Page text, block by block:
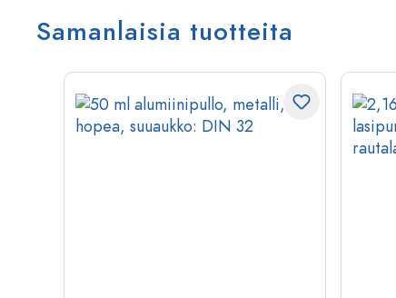
Samanlaisia tuotteita